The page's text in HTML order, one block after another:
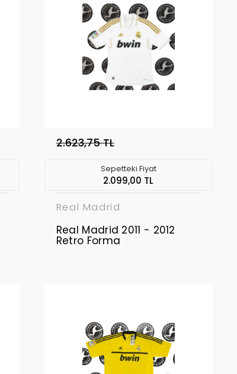
2.623,75 TL
Sepetteki Fiyat
2.099,00 TL
Real Madrid
Real Madrid 2011 - 2012
Retro Forma